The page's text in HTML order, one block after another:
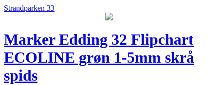
Strandparken 33
Marker Edding 32 Flipchart
ECOLINE grøn 1-5mm skrå
spids